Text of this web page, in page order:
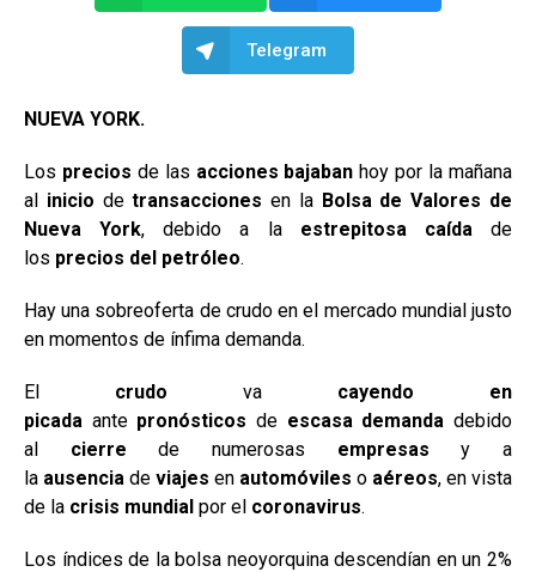
Telegram
NUEVA YORK.
Los precios de las acciones bajaban hoy por la mañana
al inicio detransacciones en la Bolsa de Valores de
Nueva York, debido a la estrepitosa caídade
los precios del petróleo.
Hay una sobreoferta de crudo en el mercado mundial justo
en momentos de ínfima demanda.
El crudo va cayendo en
picada ante pronósticosde escasa demanda debido
al cierre de numerosas empresas y a
la ausencia de viajes en automóviles o aéreos, en vista
de la crisis mundial por el coronavirus.
Los índices de la bolsa neoyorquina descendían en un 2%